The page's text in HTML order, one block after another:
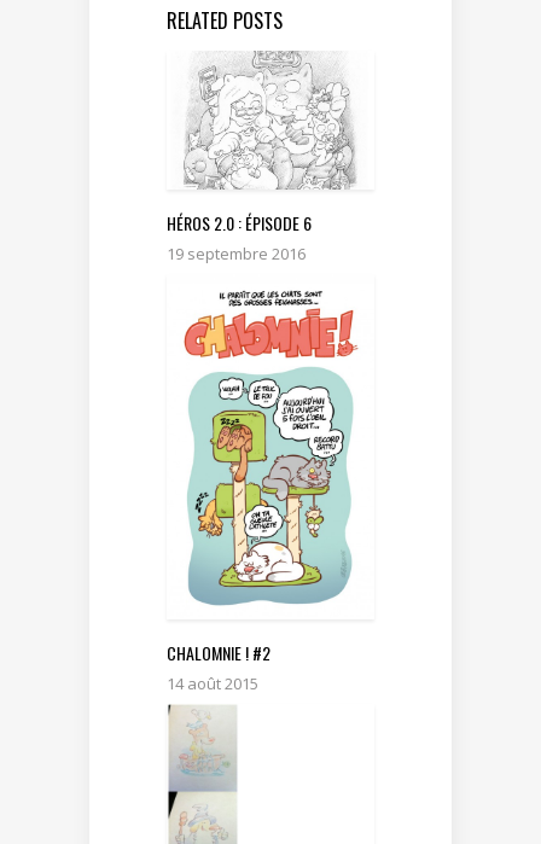
RELATED POSTS
HÉROS 2.0 : ÉPISODE 6
19 septembre 2016
CHALOMNIE ! #2
14 août 2015